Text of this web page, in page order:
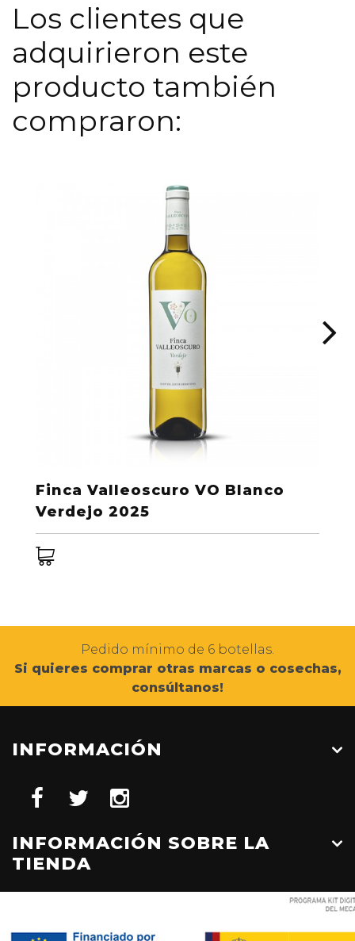
Los clientes que
adquirieron este
producto también
compraron:
Finca Valleoscuro VO Blanco
Verdejo 2025
Pedido mínimo de 6 botellas.
Si quieres comprar otras marcas o cosechas,
consúltanos!
INFORMACIÓN
INFORMACIÓN SOBRE LA
TIENDA